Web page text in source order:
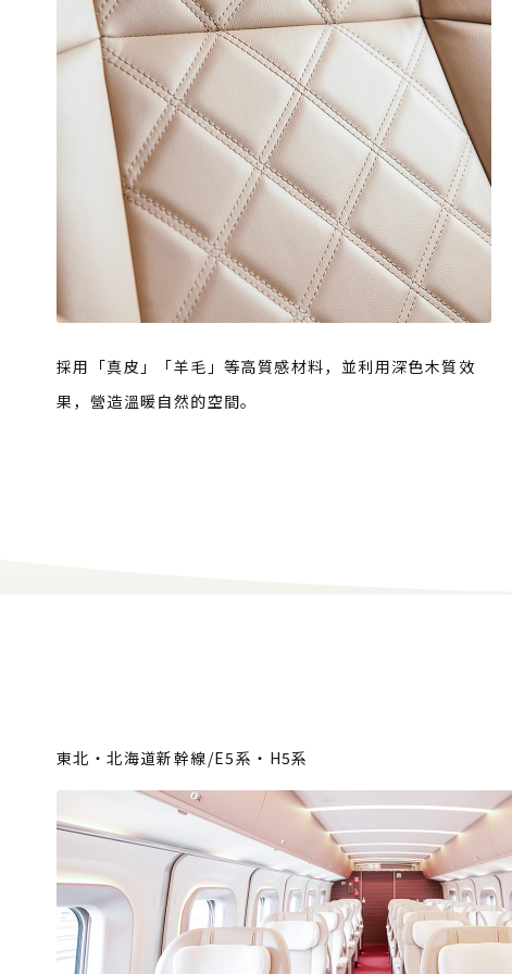
採用「真皮」「羊毛」等高質感材料，並利用深色木質效
果，營造溫暖自然的空間。
東北・北海道新幹線/E5系・H5系